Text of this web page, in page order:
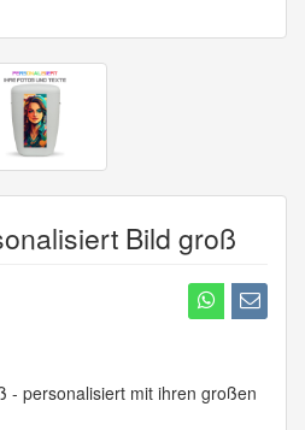
Bild groß
- personalisiert mit ihren großen